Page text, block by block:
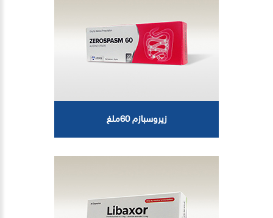
زيروسبازم 60ملغ